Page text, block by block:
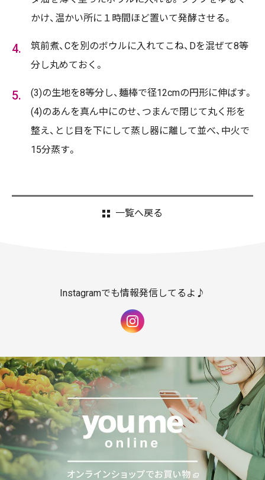
かけ、温かい所に１時間ほど置いて発酵させる。
筑前煮、Cを別のボウルに入れてこね、Dを混ぜて8等
分し丸めておく。
(3)の生地を8等分し、麺棒で径12cmの円形に伸ばす。
(4)のあんを真ん中にのせ、つまんで閉じて丸く形を
整え、とじ目を下にして蒸し器に離して並べ、中火で
15分蒸す。
一覧へ戻る
Instagramでも情報発信してるよ♪